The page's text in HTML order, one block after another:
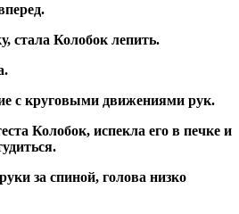
стала Колобок лепить.
с круговыми движениями рук.
Колобок, испекла его в печке и
за спиной, голова низко